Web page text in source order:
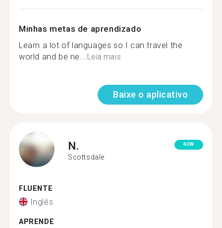
Minhas metas de aprendizado
Learn a lot of languages so I can travel the
world and be ne...Leia mais
Baixe o aplicativo
N.
Scottsdale
NEW
FLUENTE
Inglês
APRENDE